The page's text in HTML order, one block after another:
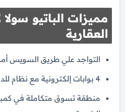
مميزات الباتيو سولا
العقارية
التواجد علي طريق السويس أمام
4 بوابات إلكترونية مع نظام للدخول بكود خاص.
منطقة تسوق متكاملة في